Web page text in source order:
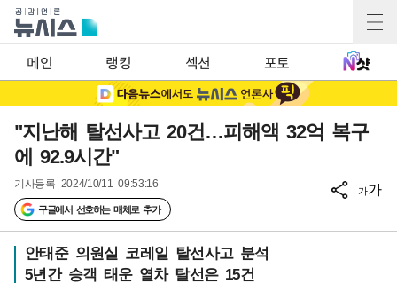
메인 랭킹 섹션 포토
"지난해 탈선사고 20건…피해액 32억 복구
에 92.9시간"
기사등록 2024/10/11 09:53:16
구글에서 선호하는 매체로 추가
가가
안태준 의원실 코레일 탈선사고 분석
5년간 승객 태운 열차 탈선은 15건